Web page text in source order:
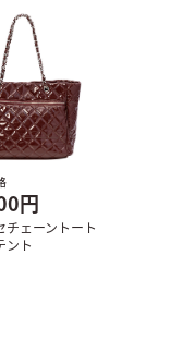
円
チェーントート
ント